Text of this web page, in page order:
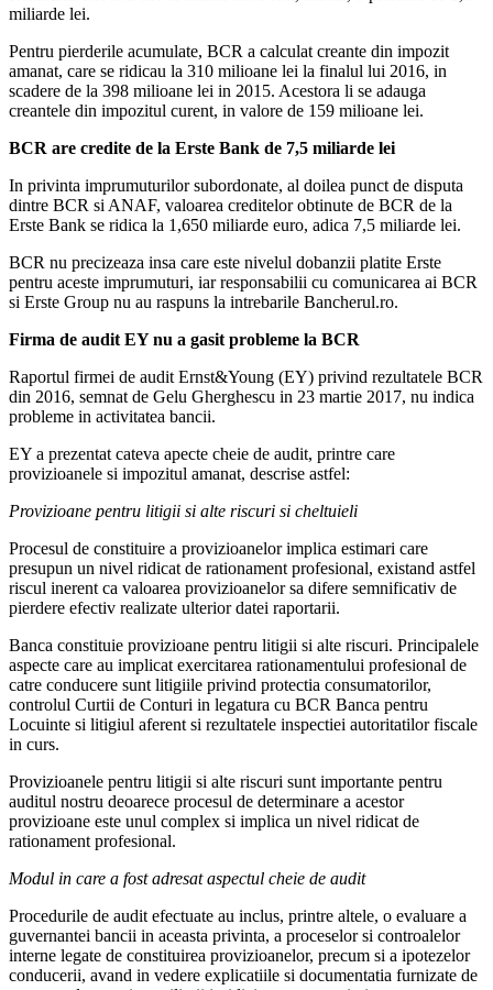
miliarde lei.
Pentru pierderile acumulate, BCR a calculat creante din impozit
amanat, care se ridicau la 310 milioane lei la finalul lui 2016, in
scadere de la 398 milioane lei in 2015. Acestora li se adauga
creantele din impozitul curent, in valore de 159 milioane lei.
BCR are credite de la Erste Bank de 7,5 miliarde lei
In privinta imprumuturilor subordonate, al doilea punct de disputa
dintre BCR si ANAF, valoarea creditelor obtinute de BCR de la
Erste Bank se ridica la 1,650 miliarde euro, adica 7,5 miliarde lei.
BCR nu precizeaza insa care este nivelul dobanzii platite Erste
pentru aceste imprumuturi, iar responsabilii cu comunicarea ai BCR
si Erste Group nu au raspuns la intrebarile Bancherul.ro.
Firma de audit EY nu a gasit probleme la BCR
Raportul firmei de audit Ernst&Young (EY) privind rezultatele BCR
din 2016, semnat de Gelu Gherghescu in 23 martie 2017, nu indica
probleme in activitatea bancii.
EY a prezentat cateva apecte cheie de audit, printre care
provizioanele si impozitul amanat, descrise astfel:
Provizioane pentru litigii si alte riscuri si cheltuieli
Procesul de constituire a provizioanelor implica estimari care
presupun un nivel ridicat de rationament profesional, existand astfel
riscul inerent ca valoarea provizioanelor sa difere semnificativ de
pierdere efectiv realizate ulterior datei raportarii.
Banca constituie provizioane pentru litigii si alte riscuri. Principalele
aspecte care au implicat exercitarea rationamentului profesional de
catre conducere sunt litigiile privind protectia consumatorilor,
controlul Curtii de Conturi in legatura cu BCR Banca pentru
Locuinte si litigiul aferent si rezultatele inspectiei autoritatilor fiscale
in curs.
Provizioanele pentru litigii si alte riscuri sunt importante pentru
auditul nostru deoarece procesul de determinare a acestor
provizioane este unul complex si implica un nivel ridicat de
rationament profesional.
Modul in care a fost adresat aspectul cheie de audit
Procedurile de audit efectuate au inclus, printre altele, o evaluare a
guvernantei bancii in aceasta privinta, a proceselor si controalelor
interne legate de constituirea provizioanelor, precum si a ipotezelor
conducerii, avand in vedere explicatiile si documentatia furnizate de